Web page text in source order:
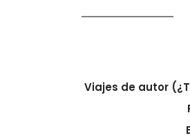
Viajes de autor